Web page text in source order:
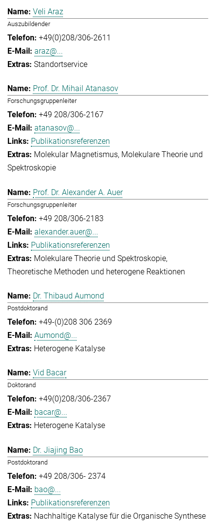
Veli Araz
Auszubildender
+49(0)208/306-2611
araz@...
Standortservice
Prof. Dr. Mihail Atanasov
Forschungsgruppenleiter
+49 208/306-2167
atanasov@...
Publikationsreferenzen
Molekular Magnetismus Molekulare Theorie und
Spektroskopie
Prof. Dr. Alexander A. Auer
Forschungsgruppenleiter
+49 208/306-2183
alexander.auer@...
Publikationsreferenzen
Molekulare Theorie und Spektroskopie
Theoretische Methoden und heterogene Reaktionen
Dr. Thibaud Aumond
Postdoktorand
+49-(0)208 306 2369
Aumond@...
Heterogene Katalyse
Vid Bacar
Doktorand
+49(0)208/306-2367
bacar@...
Heterogene Katalyse
Dr. Jiajing Bao
Postdoktorand
+49 208/306- 2374
bao@...
Publikationsreferenzen
Nachhaltige Katalyse für die Organische Synthese